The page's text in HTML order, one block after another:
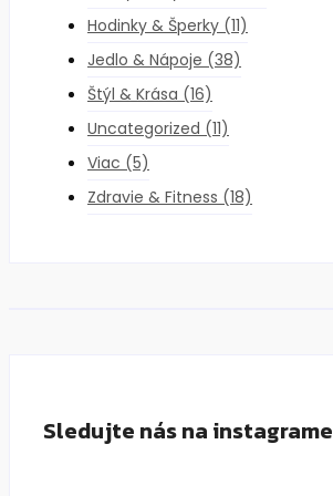
Hodinky & Šperky (11)
Jedlo & Nápoje (38)
Štýl & Krása (16)
Uncategorized (11)
Viac (5)
Zdravie & Fitness (18)
Sledujte nás na instagrame